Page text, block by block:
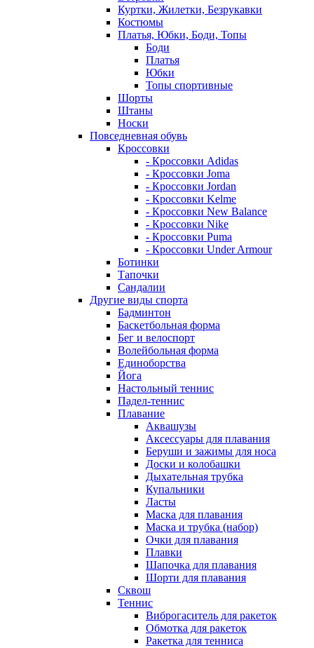
Куртки, Жилетки, Безрукавки
Костюмы
Платья, Юбки, Боди, Топы
Боди
Платья
Юбки
Топы спортивные
Шорты
Штаны
Носки
Повседневная обувь
Кроссовки
- Кроссовки Adidas
- Кроссовки Joma
- Кроссовки Jordan
- Кроссовки Kelme
- Кроссовки New Balance
- Кроссовки Nike
- Кроссовки Puma
- Кроссовки Under Armour
Ботинки
Тапочки
Сандалии
Другие виды спорта
Бадминтон
Баскетбольная форма
Бег и велоспорт
Волейбольная форма
Единоборства
Йога
Настольный теннис
Падел-теннис
Плавание
Аквашузы
Аксессуары для плавания
Беруши и зажимы для носа
Доски и колобашки
Дыхательная трубка
Купальники
Ласты
Маска для плавания
Маска и трубка (набор)
Очки для плавания
Плавки
Шапочка для плавания
Шорти для плавания
Сквош
Теннис
Виброгаситель для ракеток
Обмотка для ракеток
Ракетка для тенниса